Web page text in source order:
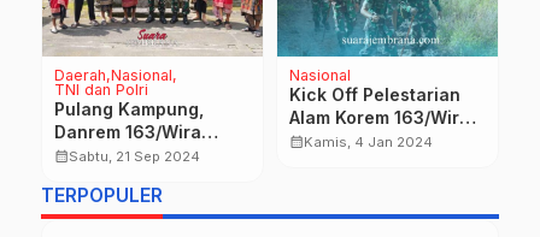
Daerah Nasional
TNI dan Polri
Pulang Kampung,
Danrem 163/Wira
Satya Bersilaturahmi
Kilian Bangli
calendar_monthSabtu, 21 Sep 2024
Nasional
Kick Off Pelestarian
Alam Korem 163/Wira
Satya Tanam Pohon
calendar_monthKamis, 4 Jan 2024
TERPOPULER